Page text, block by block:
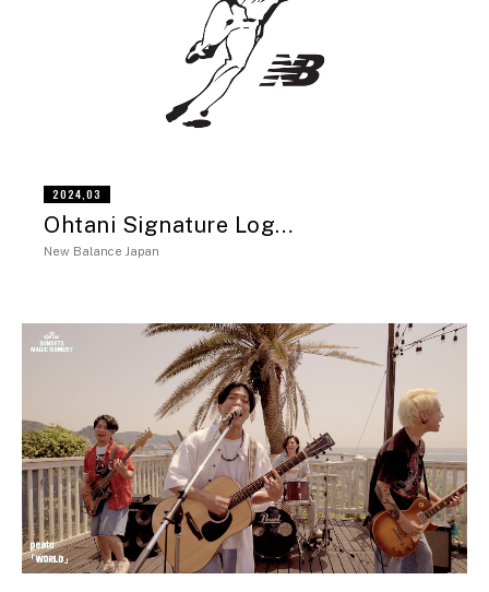
2024,03
Ohtani Signature Log…
New Balance Japan